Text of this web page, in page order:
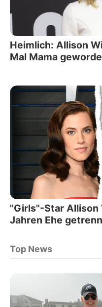
Heimlich: Allison
Mal Mama
"Girls"-Star Allison
Jahren Ehe
Top News